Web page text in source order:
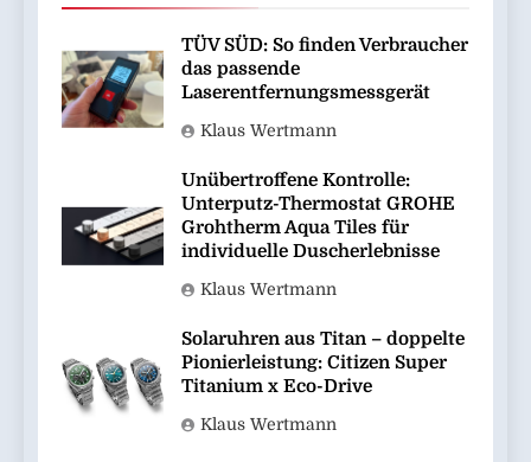
TÜV SÜD: So finden Verbraucher
das passende
Laserentfernungsmessgerät
Klaus Wertmann
Unübertroffene Kontrolle:
Unterputz-Thermostat GROHE
Grohtherm Aqua Tiles für
individuelle Duscherlebnisse
Klaus Wertmann
Solaruhren aus Titan – doppelte
Pionierleistung: Citizen Super
Titanium x Eco-Drive
Klaus Wertmann